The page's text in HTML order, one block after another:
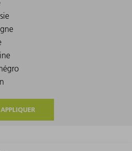
APPLIQUER